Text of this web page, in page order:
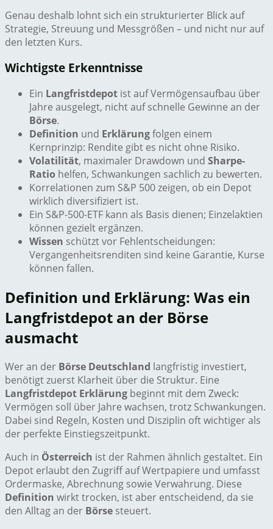
Genau deshalb lohnt sich ein strukturierter Blick auf
Strategie, Streuung und Messgrößen – und nicht nur auf
den letzten Kurs.
Wichtigste Erkenntnisse
Ein Langfristdepot ist auf Vermögensaufbau über
Jahre ausgelegt, nicht auf schnelle Gewinne an der
Börse.
Definition und Erklärungfolgen einem
Kernprinzip: Rendite gibt es nicht ohne Risiko.
Volatilität, maximaler Drawdown und Sharpe-
Ratio helfen, Schwankungen sachlich zu bewerten.
Korrelationen zum S&P 500 zeigen, ob ein Depot
wirklich diversifiziert ist.
Ein S&P-500-ETF kann als Basis dienen; Einzelaktien
können gezielt ergänzen.
Wissen schützt vor Fehlentscheidungen:
Vergangenheitsrenditen sind keine Garantie, Kurse
können fallen.
Definition und Erklärung: Was ein
Langfristdepot an der Börse
ausmacht
Wer an der Börse Deutschland langfristig investiert,
benötigt zuerst Klarheit über die Struktur. Eine
Langfristdepot Erklärung beginnt mit dem Zweck:
Vermögen soll über Jahre wachsen, trotz Schwankungen.
Dabei sind Regeln, Kosten und Disziplin oft wichtiger als
der perfekte Einstiegszeitpunkt.
Auch in Österreich ist der Rahmen ähnlich gestaltet. Ein
Depot erlaubt den Zugriff auf Wertpapiere und umfasst
Ordermaske, Abrechnung sowie Verwahrung. Diese
Definition wirkt trocken, ist aber entscheidend, da sie
den Alltag an der Börse steuert.